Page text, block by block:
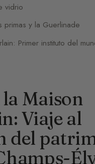
vidrio
primas y la Guerlinade
Primer instituto del
Maison
Viaje al
del